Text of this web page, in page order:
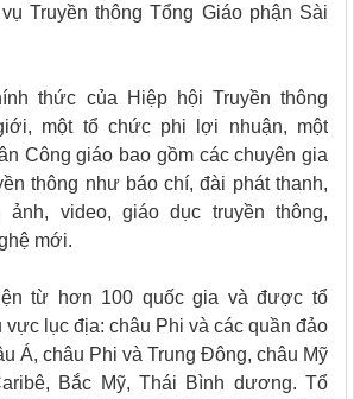
Truyền thông Tổng Giáo phận Sài
thức của Hiệp hội Truyền thông
một tổ chức phi lợi nhuận, một
Công giáo bao gồm các chuyên gia
thông như báo chí, đài phát thanh,
ảnh, video, giáo dục truyền thông,
mới.
từ hơn 100 quốc gia và được tổ
vực lục địa: châu Phi và các quần đảo
Á, châu Phi và Trung Đông, châu Mỹ
Bắc Mỹ, Thái Bình dương. Tổ